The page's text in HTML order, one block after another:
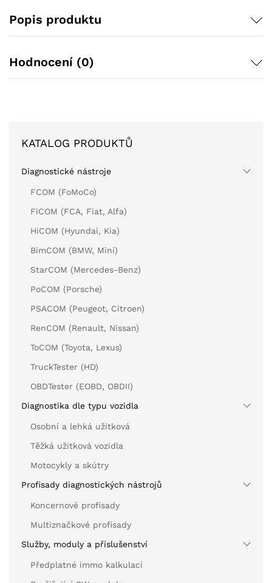
Popis produktu
Hodnocení (0)
KATALOG PRODUKTŮ
Diagnostické nástroje
FCOM (FoMoCo)
FiCOM (FCA, Fiat, Alfa)
HiCOM (Hyundai, Kia)
BimCOM (BMW, Mini)
StarCOM (Mercedes-Benz)
PoCOM (Porsche)
PSACOM (Peugeot, Citroen)
RenCOM (Renault, Nissan)
ToCOM (Toyota, Lexus)
TruckTester (HD)
OBDTester (EOBD, OBDII)
Diagnostika dle typu vozidla
Osobní a lehká užitková
Těžká užitková vozidla
Motocykly a skútry
Profisady diagnostických nástrojů
Koncernové profisady
Multiznačkové profisady
Služby, moduly a příslušenství
Předplatné immo kalkulací